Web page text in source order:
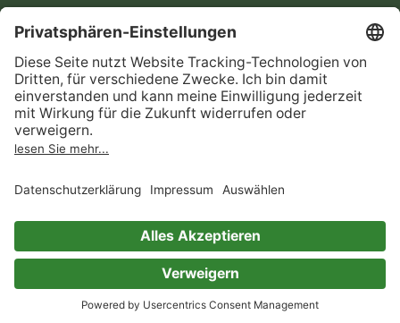
AGB
Informationen nach Data
Act
Verträge hier kündigen
Impressum
Immer ein gutes Buch